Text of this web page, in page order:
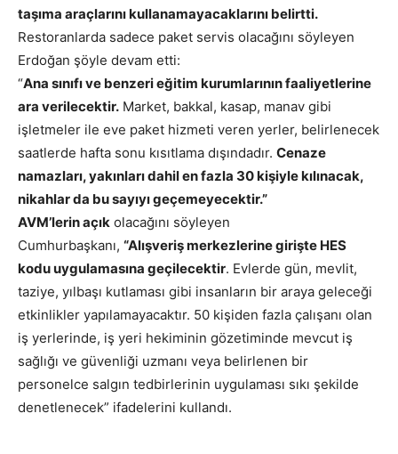
taşıma araçlarını kullanamayacaklarını belirtti.
Restoranlarda sadece paket servis olacağını söyleyen
Erdoğan şöyle devam etti:
“Ana sınıfı ve benzeri eğitim kurumlarının faaliyetlerine
ara verilecektir. Market, bakkal, kasap, manav gibi
işletmeler ile eve paket hizmeti veren yerler, belirlenecek
saatlerde hafta sonu kısıtlama dışındadır. Cenaze
namazları, yakınları dahil en fazla 30 kişiyle kılınacak,
nikahlar da bu sayıyı geçemeyecektir.”
AVM’lerin açık olacağını söyleyen
Cumhurbaşkanı, “Alışveriş merkezlerine girişte HES
kodu uygulamasına geçilecektir. Evlerde gün, mevlit,
taziye, yılbaşı kutlaması gibi insanların bir araya geleceği
etkinlikler yapılamayacaktır. 50 kişiden fazla çalışanı olan
iş yerlerinde, iş yeri hekiminin gözetiminde mevcut iş
sağlığı ve güvenliği uzmanı veya belirlenen bir
personelce salgın tedbirlerinin uygulaması sıkı şekilde
denetlenecek” ifadelerini kullandı.